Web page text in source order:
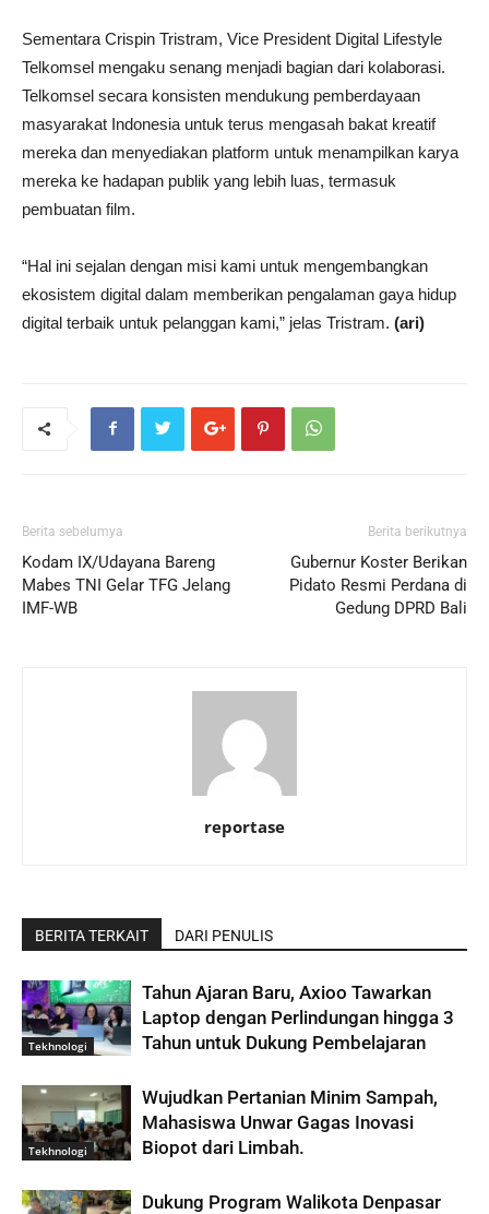
Sementara Crispin Tristram, Vice President Digital Lifestyle
Telkomsel mengaku senang menjadi bagian dari kolaborasi.
Telkomsel secara konsisten mendukung pemberdayaan
masyarakat Indonesia untuk terus mengasah bakat kreatif
mereka dan menyediakan platform untuk menampilkan karya
mereka ke hadapan publik yang lebih luas, termasuk
pembuatan film.
“Hal ini sejalan dengan misi kami untuk mengembangkan
ekosistem digital dalam memberikan pengalaman gaya hidup
digital terbaik untuk pelanggan kami,” jelas Tristram. (ari)
Berita sebelumya
Kodam IX/Udayana Bareng
Mabes TNI Gelar TFG Jelang
IMF-WB
Berita berikutnya
Gubernur Koster Berikan
Pidato Resmi Perdana di
Gedung DPRD Bali
reportase
BERITA TERKAIT DARI PENULIS
Tekhnologi
Tahun Ajaran Baru, Axioo Tawarkan
Laptop dengan Perlindungan hingga 3
Tahun untuk Dukung Pembelajaran
Tekhnologi
Wujudkan Pertanian Minim Sampah,
Mahasiswa Unwar Gagas Inovasi
Biopot dari Limbah.
Dukung Program Walikota Denpasar